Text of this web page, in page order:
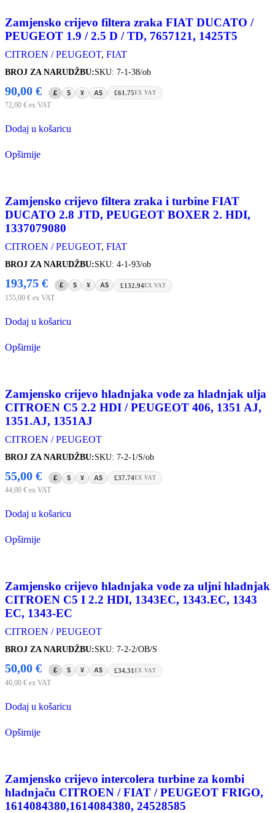
Zamjensko crijevo filtera zraka FIAT DUCATO /
PEUGEOT 1.9 / 2.5 D / TD, 7657121, 1425T5
CITROEN / PEUGEOT, FIAT
BROJ ZA NARUDŽBU:SKU: 7-1-38/ob
90,00 € £ $ ¥ A$ £61.75EX VAT
72,00 € ex VAT
Dodaj u košaricu
Opširnije
Zamjensko crijevo filtera zraka i turbine FIAT
DUCATO 2.8 JTD, PEUGEOT BOXER 2. HDI,
1337079080
CITROEN / PEUGEOT, FIAT
BROJ ZA NARUDŽBU:SKU: 4-1-93/ob
193,75 € £ $ ¥ A$ £132.94EX VAT
155,00 € ex VAT
Dodaj u košaricu
Opširnije
Zamjensko crijevo hladnjaka vode za hladnjak ulja
CITROEN C5 2.2 HDI / PEUGEOT 406, 1351 AJ,
1351.AJ, 1351AJ
CITROEN / PEUGEOT
BROJ ZA NARUDŽBU:SKU: 7-2-1/S/ob
55,00 € £ $ ¥ A$ £37.74EX VAT
44,00 € ex VAT
Dodaj u košaricu
Opširnije
Zamjensko crijevo hladnjaka vode za uljni hladnjak
CITROEN C5 I 2.2 HDI, 1343EC, 1343.EC, 1343
EC, 1343-EC
CITROEN / PEUGEOT
BROJ ZA NARUDŽBU:SKU: 7-2-2/OB/S
50,00 € £ $ ¥ A$ £34.31 EX VAT
40,00 € ex VAT
Dodaj u košaricu
Opširnije
Zamjensko crijevo intercolera turbine za kombi
hladnjaču CITROEN / FIAT / PEUGEOT FRIGO,
1614084380,1614084380, 24528585